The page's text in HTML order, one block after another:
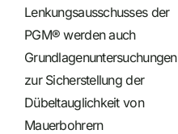
Lenkungsausschusses der
PGM® werden auch
Grundlagenuntersuchungen
zur Sicherstellung der
Dübeltauglichkeit von
Mauerbohrern